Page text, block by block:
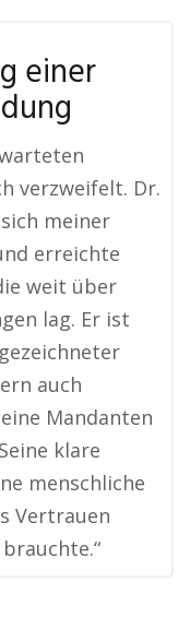
einer
verzweifelt. Dr.
meiner
erreichte
weit über
lag. Er ist
auch
Mandanten
klare
menschliche
Vertrauen